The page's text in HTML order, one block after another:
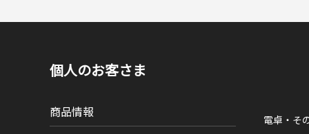
個人のお客さま
商品情報 電卓・そ